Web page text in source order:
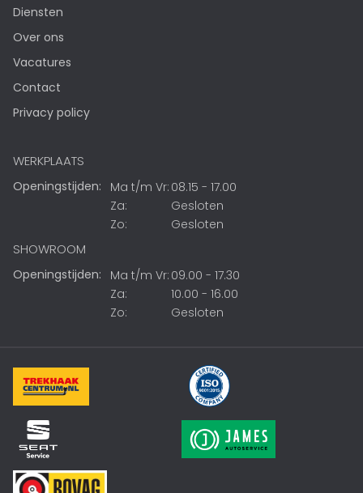
Diensten
Over ons
Vacatures
Contact
Privacy policy
WERKPLAATS
Openingstijden: Ma t/m Vr: 08.15 - 17.00
Za:
Gesloten
Zo:
Gesloten
SHOWROOM
Openingstijden: Ma t/m Vr: 09.00 - 17.30
Za:
10.00 - 16.00
Zo:
Gesloten